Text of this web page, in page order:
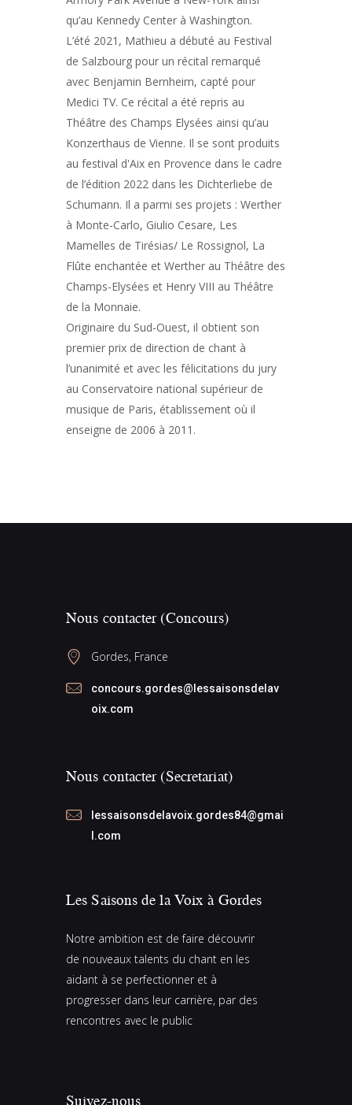
qu’au Kennedy Center à Washington.
L’été 2021, Mathieu a débuté au Festival
de Salzbourg pour un récital remarqué
avec Benjamin Bernheim, capté pour
Medici TV. Ce récital a été repris au
Théâtre des Champs Elysées ainsi qu’au
Konzerthaus de Vienne. Il se sont produits
au festival d'Aix en Provence dans le cadre
de l’édition 2022 dans les Dichterliebe de
Schumann. Il a parmi ses projets : Werther
à Monte-Carlo, Giulio Cesare, Les
Mamelles de Tirésias/ Le Rossignol, La
Flûte enchantée et Werther au Théâtre des
Champs-Elysées et Henry VIII au Théâtre
de la Monnaie.
Originaire du Sud-Ouest, il obtient son
premier prix de direction de chant à
l’unanimité et avec les félicitations du jury
au Conservatoire national supérieur de
musique de Paris, établissement où il
enseigne de 2006 à 2011.
Nous contacter (Concours)
Gordes, France
concours.gordes@lessaisonsdelav
oix.com
Nous contacter (Secretariat)
lessaisonsdelavoix.gordes84@gmai
l.com
Les Saisons de la Voix à Gordes
Notre ambition est de faire découvrir
de nouveaux talents du chant en les
aidant à se perfectionner et à
progresser dans leur carrière, par des
rencontres avec le public
Suivez-nous